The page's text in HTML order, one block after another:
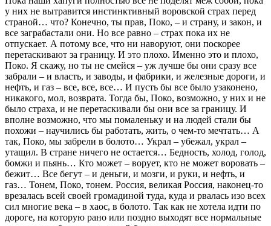
у них не вытравится инстинктивный воровской страх перед
страной… что? Конеч­но, ты прав, Поко, – и страну, и закон, и
все заграбастали они. Но все равно – страх пока их не
отпускает. А потому все, что ни наворуют, они поскорее
перетаскивают за границу. И это плохо. Именно это и плохо,
Поко. Я скажу, но ты не смейся – уж лучше бы они сразу все
забрали – и власть, и заводы, и фабри­ки, и железные дороги, и
нефть, и газ – все, все, все… И пусть бы все было узаконено,
никакого, мол, возврата. Тогда бы, Поко, возможно, у них и не
было страха, и не перетаскивали бы они все за границу. И
вполне возможно, что мы помаленьку и на людей стали бы
похожи – научились бы работать, жить, о чем-то мечтать… А
так, Поко, мы забрели в болото… Украл – убежал, украл –
утащил. В стране ничего не остается… Бед­ность, холод, голод,
бомжи и пьянь… Кто может – ворует, кто не может воровать –
бежит… Все бегут – и деньги, и мозги, и руки, и нефть, и
газ… Тонем, Поко, тонем. Россия, великая Рос­сия, наконец-то
врезалась всей своей громадиной туда, куда и рвалась изо всех
сил многие века – в хаос, в болото. Так как не хотела идти по
дороге, на которую рано или поздно выходят все нормальные